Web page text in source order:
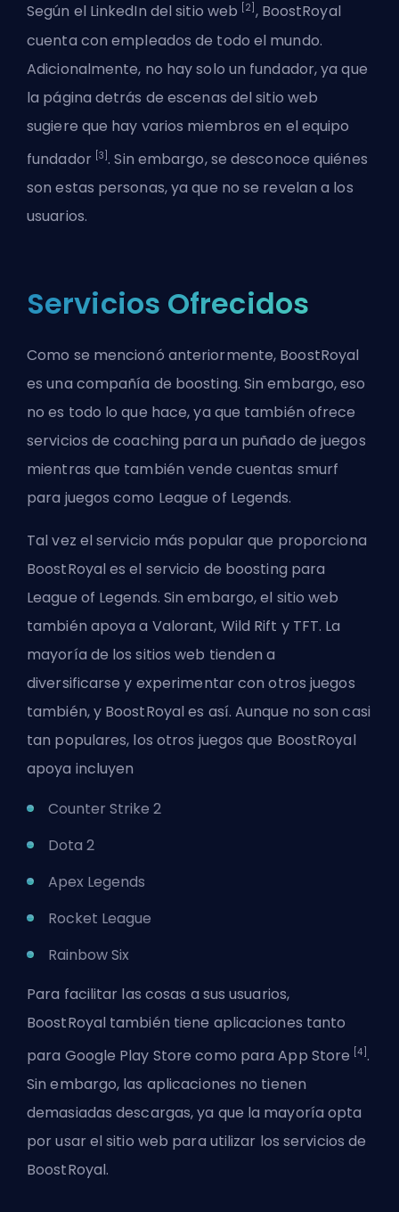
Según el LinkedIn del sitio web [2] , BoostRoyal
cuenta con empleados de todo el mundo.
Adicionalmente, no hay solo un fundador, ya que
la página detrás de escenas del sitio web
sugiere que hay varios miembros en el equipo
fundador [3] . Sin embargo, se desconoce quiénes
son estas personas, ya que no se revelan a los
usuarios.
Servicios Ofrecidos
Como se mencionó anteriormente, BoostRoyal
es una compañía de boosting. Sin embargo, eso
no es todo lo que hace, ya que también ofrece
servicios de coaching para un puñado de juegos
mientras que también vende cuentas smurf
para juegos como League of Legends.
Tal vez el servicio más popular que proporciona
BoostRoyal es el servicio de boosting para
League of Legends. Sin embargo, el sitio web
también apoya a Valorant, Wild Rift y TFT. La
mayoría de los sitios web tienden a
diversificarse y experimentar con otros juegos
también, y BoostRoyal es así. Aunque no son casi
tan populares, los otros juegos que BoostRoyal
apoya incluyen
Counter Strike 2
Dota 2
Apex Legends
Rocket League
Rainbow Six
Para facilitar las cosas a sus usuarios,
BoostRoyal también tiene aplicaciones tanto
para Google Play Store como para App Store [4] .
Sin embargo, las aplicaciones no tienen
demasiadas descargas, ya que la mayoría opta
por usar el sitio web para utilizar los servicios de
BoostRoyal.